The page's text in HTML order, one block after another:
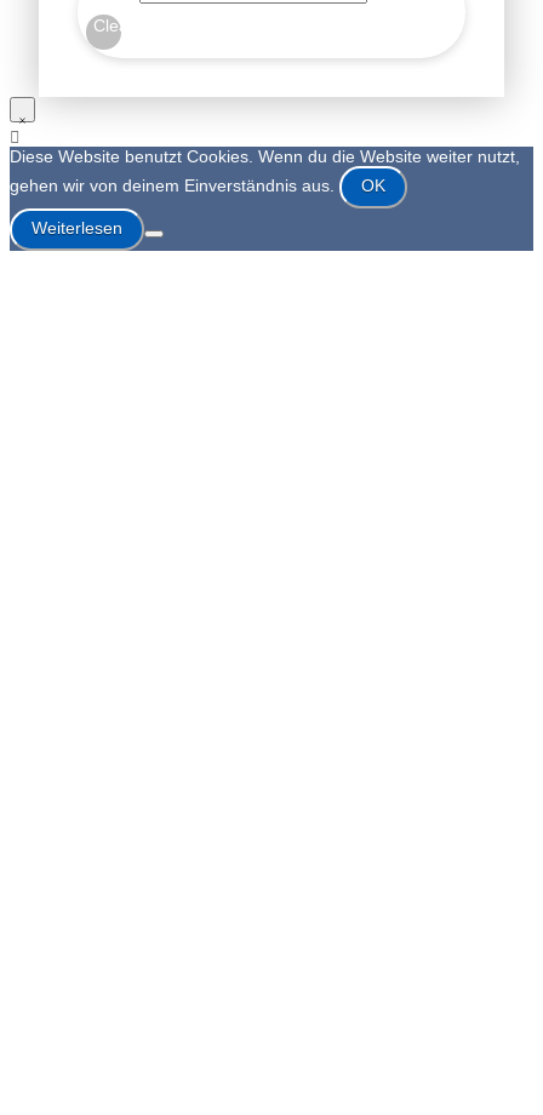
Clear
Diese Website benutzt Cookies. Wenn du die Website weiter nutzt,
gehen wir von deinem Einverständnis aus.
OK
Weiterlesen